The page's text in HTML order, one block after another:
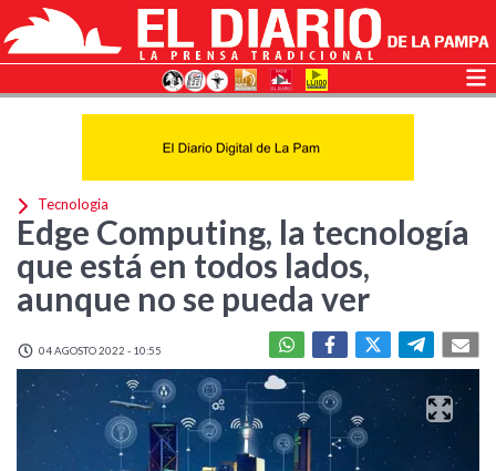
Tecnologia
Edge Computing, la tecnología
que está en todos lados,
aunque no se pueda ver
04 AGOSTO 2022 - 10:55